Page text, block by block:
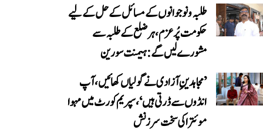
طلبہ و نوجوانوں کے مسائل کے حل کے لیے
حکومت پُرعزم، ہر ضلع کے طلبہ سے
مشورے لیں گے: ہیمنت سورین
’مجاہدینِ آزادی نے گولیاں کھائیں، آپ
انڈوں سے ڈرتی ہیں‘، سپریم کورٹ میں مہوا
موئترا کی سخت سرزنش